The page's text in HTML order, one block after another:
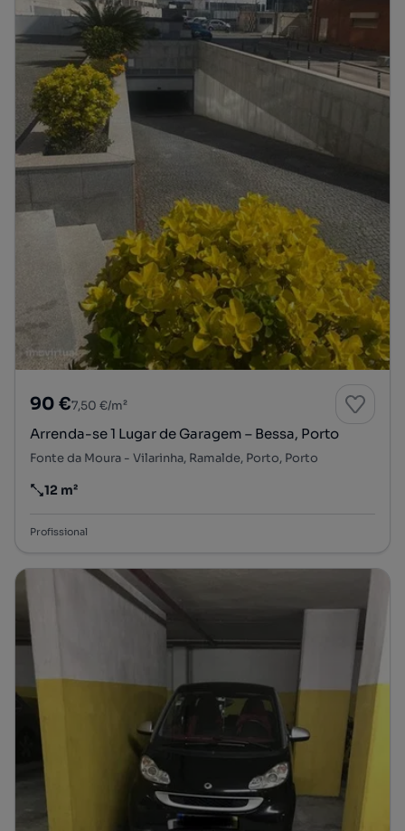
90 €7,50 €/m²
Arrenda-se 1 Lugar de Garagem – Bessa, Porto
Fonte da Moura - Vilarinha, Ramalde, Porto, Porto
Preço por metro quadrado
12 m²
Profissional